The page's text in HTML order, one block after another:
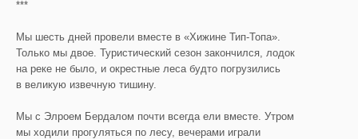
***
Мы шесть дней провели вместе в «Хижине Тип-Топа».
Только мы двое. Туристический сезон закончился, лодок
на реке не было, и окрестные леса будто погрузились
в великую извечную тишину.
Мы с Элроем Бердалом почти всегда ели вместе. Утром
мы ходили прогуляться по лесу, вечерами играли